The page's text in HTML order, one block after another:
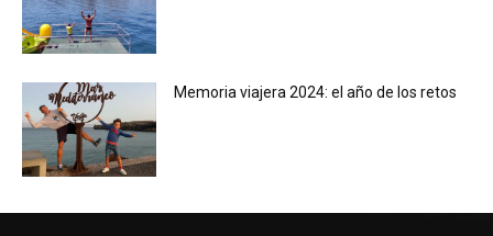
Memoria viajera 2024: el año de los retos